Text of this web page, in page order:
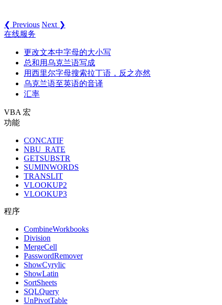
❮ Previous Next ❯
在线服务
更改文本中字母的大小写
总和用乌克兰语写成
用西里尔字母搜索拉丁语，反之亦然
乌克兰语至英语的音译
汇率
VBA 宏
功能
CONCATIF
NBU_RATE
GETSUBSTR
SUMINWORDS
TRANSLIT
VLOOKUP2
VLOOKUP3
程序
CombineWorkbooks
Division
MergeCell
PasswordRemover
ShowCyrylic
ShowLatin
SortSheets
SQLQuery
UnPivotTable